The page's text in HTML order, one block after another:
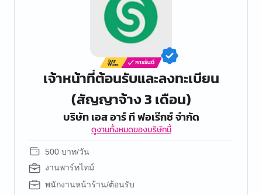
เจ้าหน้าที่ต้อนรับและลงทะเบียน
(สัญญาจ้าง 3 เดือน)
บริษัท เอส อาร์ ที ฟอเร๊กซ์ จำกัด
ดูงานทั้งหมดของบริษัทนี้
500 บาท/วัน
งานพาร์ทไทม์
พนักงานหน้าร้าน/ต้อนรับ